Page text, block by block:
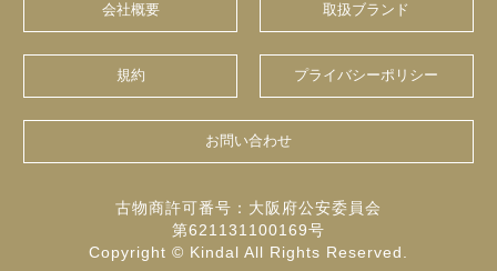
会社概要 取扱ブランド
規約 プライバシーポリシー
お問い合わせ
古物商許可番号：大阪府公安委員会
第621131100169号
Copyright © Kindal All Rights Reserved.